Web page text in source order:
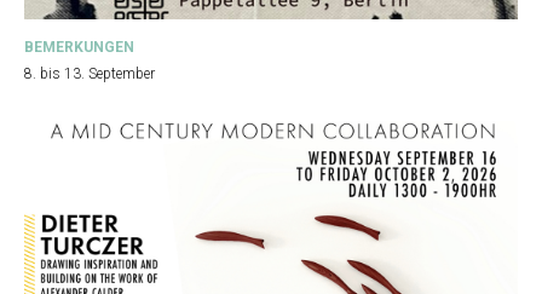
BEMERKUNGEN
8. bis 13. September